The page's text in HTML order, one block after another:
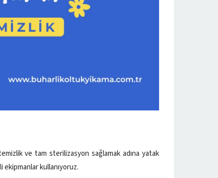
ve tam sterilizasyon sağlamak adına yatak
kullanıyoruz.